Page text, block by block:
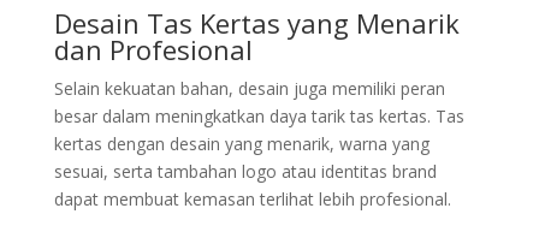
Desain Tas Kertas yang Menarik
dan Profesional
Selain kekuatan bahan, desain juga memiliki peran
besar dalam meningkatkan daya tarik tas kertas. Tas
kertas dengan desain yang menarik, warna yang
sesuai, serta tambahan logo atau identitas brand
dapat membuat kemasan terlihat lebih profesional.